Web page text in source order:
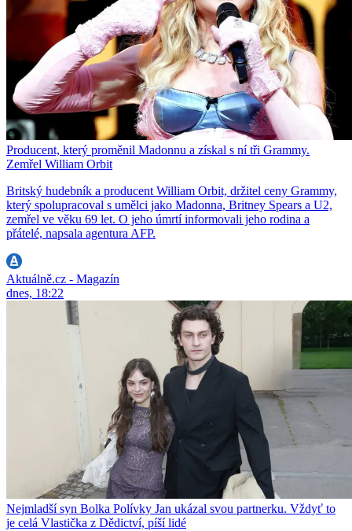
Producent, který proměnil Madonnu a získal s ní tři Grammy.
Zemřel William Orbit
Britský hudebník a producent William Orbit, držitel ceny Grammy,
který spolupracoval s umělci jako Madonna, Britney Spears a U2,
zemřel ve věku 69 let. O jeho úmrtí informovali jeho rodina a
přátelé, napsala agentura AFP.
Aktuálně.cz - Magazín
dnes, 18:22
Nejmladší syn Bolka Polívky Jan ukázal svou partnerku. Vždyť to
je celá Vlastička z Dědictví, píší lidé